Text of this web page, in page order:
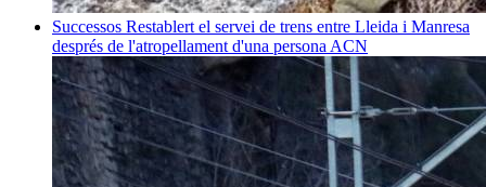
Successos Restablert el servei de trens entre Lleida i Manresa
després de l'atropellament d'una persona ACN